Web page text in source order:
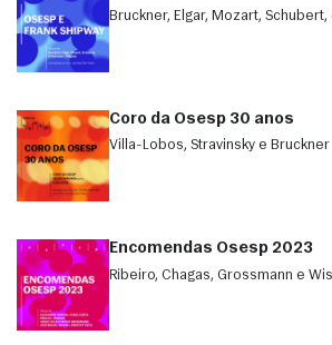
Bruckner, Elgar, Mozart, Schubert,
Coro da Osesp 30 anos
Villa-Lobos, Stravinsky e Bruckner
Encomendas Osesp 2023
Ribeiro, Chagas, Grossmann e